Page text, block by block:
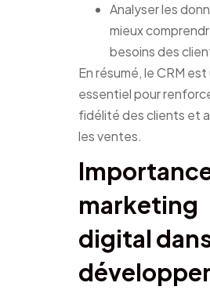
Analyser les
mieux
besoins des
En résumé, le CRM
essentiel pour
fidélité des clients et
les ventes.
marketing
digital